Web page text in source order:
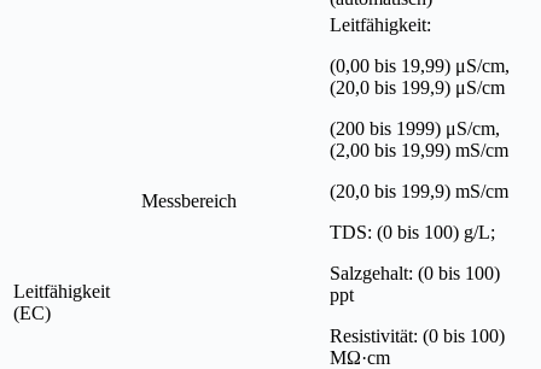
Leitfähigkeit
(EC)
Messbereich
Leitfähigkeit:
(0,00 bis 19,99) μS/cm,
(20,0 bis 199,9) μS/cm
(200 bis 1999) μS/cm,
(2,00 bis 19,99) mS/cm
(20,0 bis 199,9) mS/cm
TDS: (0 bis 100) g/L;
Salzgehalt: (0 bis 100)
ppt
Resistivität: (0 bis 100)
MΩ·cm